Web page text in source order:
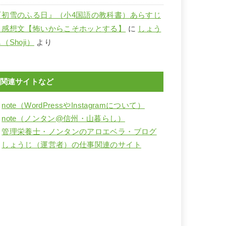
初雪のふる日』（小4国語の教科書）あらすじ
感想文【怖いからこそホッとする】
に しょう
Shoji）
より
関連サイトなど
note（WordPressやInstagramについて）
note（ノンタン@信州・山暮らし）
管理栄養士・ノンタンのアロエベラ・ブログ
しょうじ（運営者）の仕事関連のサイト